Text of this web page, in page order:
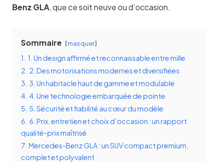
Benz GLA, que ce soit neuve ou d’occasion.
Sommaire masquer
1. 1. Un design affirmé et reconnaissable entre mille
2. 2. Des motorisations modernes et diversifiées
3. 3. Un habitacle haut de gamme et modulable
4. 4. Une technologie embarquée de pointe
5. 5. Sécurité et fiabilité au cœur du modèle
6. 6. Prix, entretien et choix d’occasion : un rapport
qualité-prix maîtrisé
7. Mercedes-Benz GLA : un SUV compact premium,
complet et polyvalent